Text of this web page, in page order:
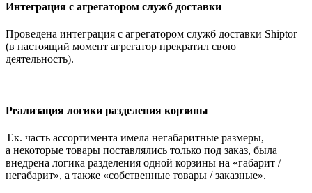
Интеграция с агрегатором служб доставки
Проведена интеграция с агрегатором служб доставки Shiptor
(в настоящий момент агрегатор прекратил свою
деятельность).
Реализация логики разделения корзины
Т.к. часть ассортимента имела негабаритные размеры,
а некоторые товары поставлялись только под заказ, была
внедрена логика разделения одной корзины на «габарит /
негабарит», а также «собственные товары / заказные».